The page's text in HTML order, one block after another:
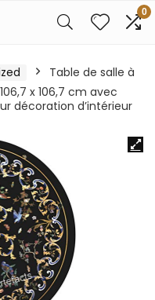
0
Table de salle à
x 106,7 cm avec
décoration d’intérieur